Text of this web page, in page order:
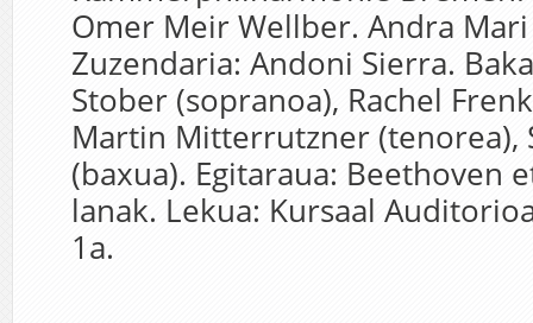
Omer Meir Wellber. Andra Mari
Zuzendaria: Andoni Sierra.
Stober (sopranoa), Rachel
Martin Mitterrutzner (tenorea),
(baxua). Egitaraua: Beethoven
lanak. Lekua: Kursaal
1a.